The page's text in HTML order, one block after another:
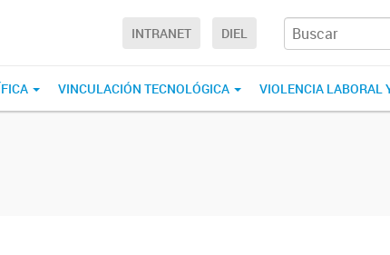
INTRANET DIEL
VINCULACIÓN TECNOLÓGICA VIOLENCIA LABORAL